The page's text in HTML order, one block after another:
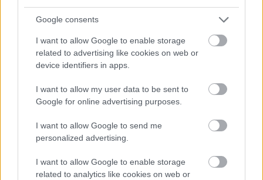
Google consents
I want to allow Google to enable storage
related to advertising like cookies on web or
device identifiers in apps.
I want to allow my user data to be sent to
Google for online advertising purposes.
I want to allow Google to send me
personalized advertising.
I want to allow Google to enable storage
related to analytics like cookies on web or
AMI NEM TETSZETT
A kamerakezelés zavaró lehet
Kevés gigantikus főellenfél